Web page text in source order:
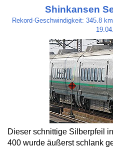
Shinkansen
Rekord-Geschwindigkeit: 345.8
Dieser schnittige Silberpfeil
400 wurde äußerst schlank